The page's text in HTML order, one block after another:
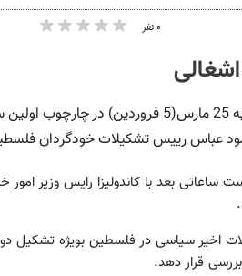
۰ نفر
همشهری آنلاین: دبیرکل سازمان ملل متحد روز یکشنبه 25 مارس(5
عباس رییس تشکیلات خودگردان
بعد با کاندولیزا رایس وزیر امور
اخیر سیاسی در فلسطین بویژه
قرار دهد.
انتشار تصاویر
تعقیب یک